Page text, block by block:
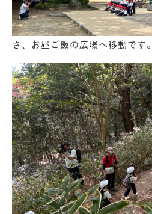
さ、お昼ご飯の広場へ移動です。